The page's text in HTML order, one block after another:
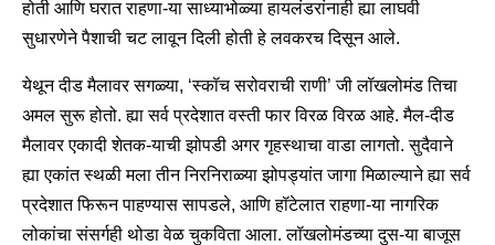
होती आणि घरात राहणा-या साध्याभोळ्या हायलंडरांनाही ह्या लाघवी
सुधारणेने पैशाची चट लावून दिली होती हे लवकरच दिसून आले.
येथून दीड मैलावर सगळ्या, ‘स्कॉच सरोवराची राणी’ जी लॉखलोमंड तिचा
अमल सुरू होतो. ह्या सर्व प्रदेशात वस्ती फार विरळ विरळ आहे. मैल-दीड
मैलावर एकादी शेतक-याची झोपडी अगर गृहस्थाचा वाडा लागतो. सुदैवाने
ह्या एकांत स्थळी मला तीन निरनिराळ्या झोपड्यांत जागा मिळाल्याने ह्या सर्व
प्रदेशात फिरून पाहण्यास सापडले, आणि हॉटेलात राहणा-या नागरिक
लोकांचा संसर्गही थोडा वेळ चुकविता आला. लॉखलोमंडच्या दुस-या बाजूस